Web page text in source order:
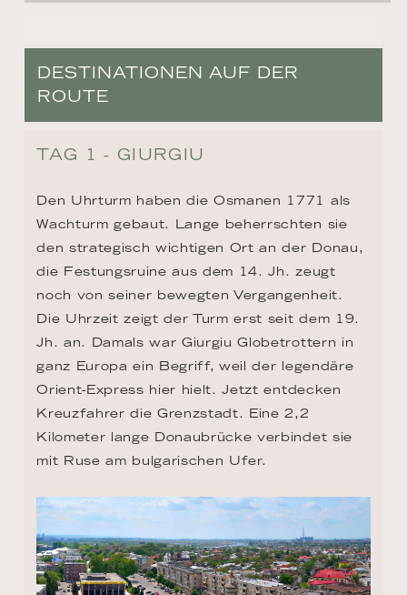
DESTINATIONEN AUF DER
ROUTE
TAG 1 - GIURGIU
Den Uhrturm haben die Osmanen 1771 als
Wachturm gebaut. Lange beherrschten sie
den strategisch wichtigen Ort an der Donau,
die Festungsruine aus dem 14. Jh. zeugt
noch von seiner bewegten Vergangenheit.
Die Uhrzeit zeigt der Turm erst seit dem 19.
Jh. an. Damals war Giurgiu Globetrottern in
ganz Europa ein Begriff, weil der legendäre
Orient-Express hier hielt. Jetzt entdecken
Kreuzfahrer die Grenzstadt. Eine 2,2
Kilometer lange Donaubrücke verbindet sie
mit Ruse am bulgarischen Ufer.